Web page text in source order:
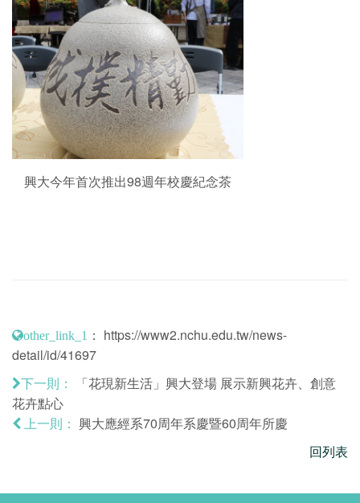
興大今年首次推出98週年校慶紀念茶
other_link_1 ： https://www2.nchu.edu.tw/news-
detail/id/41697
下一則：
「花現新生活」興大登場 展示新興花卉、創意
花卉點心
上一則：
興大應經系70周年系慶暨60周年所慶
回列表